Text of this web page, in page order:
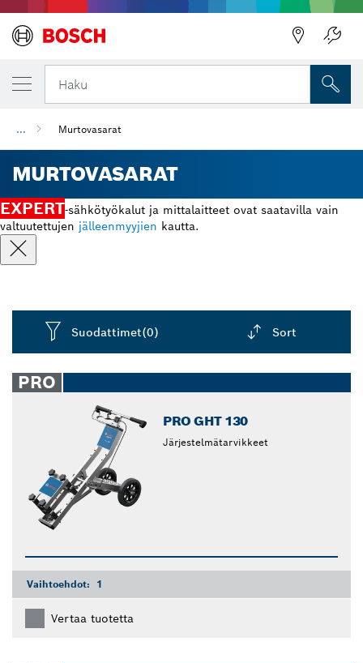
Haku
... Murtovasarat
MURTOVASARAT
EXPERT-sähkötyökalut ja mittalaitteet ovat saatavilla vain
valtuutettujen jälleenmyyjien kautta.
Suodattimet(0) Sort
closed
PRO
PRO GHT 130
Järjestelmätarvikkeet
Vaihtoehdot: 1
Vertaa tuotetta